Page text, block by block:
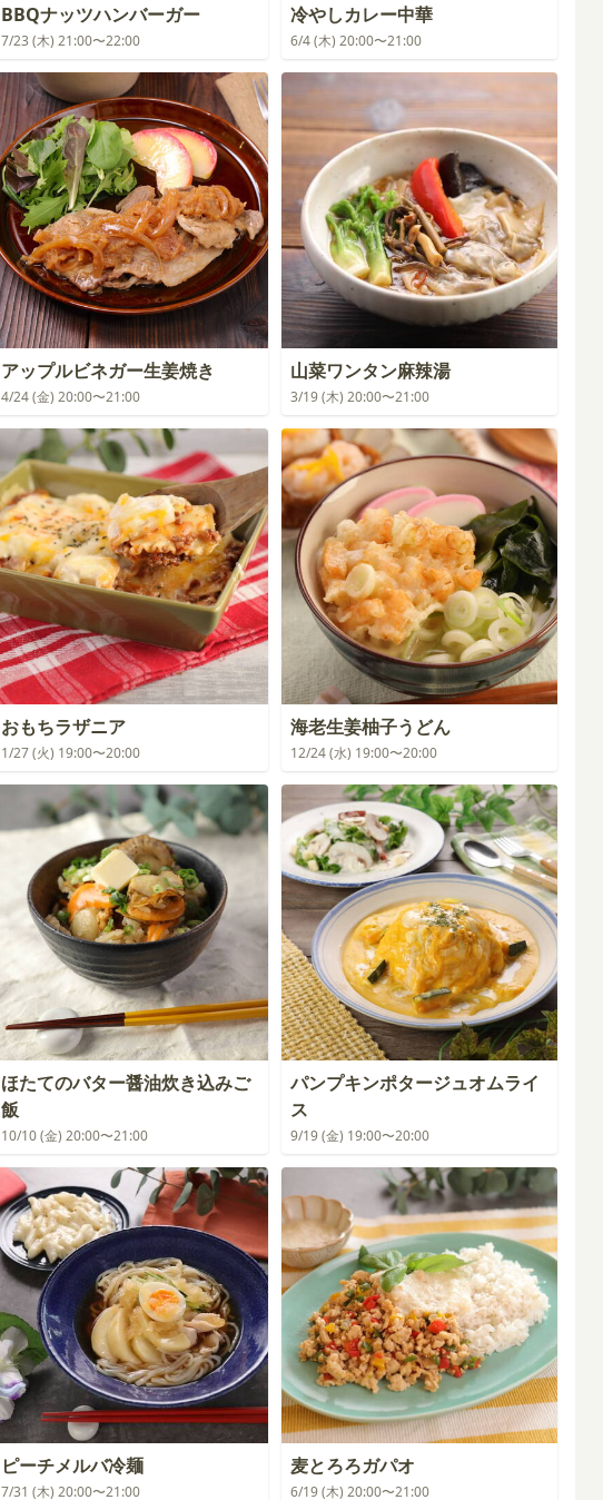
BBQナッツハンバーガー
7/23 (木) 21:00〜22:00
冷やしカレー中華
6/4 (木) 20:00〜21:00
アップルビネガー生姜焼き
4/24 (金) 20:00〜21:00
山菜ワンタン麻辣湯
3/19 (木) 20:00〜21:00
おもちラザニア
1/27 (火) 19:00〜20:00
海老生姜柚子うどん
12/24 (水) 19:00〜20:00
ほたてのバター醤油炊き込みご
飯
10/10 (金) 20:00〜21:00
パンプキンポタージュオムライ
ス
9/19 (金) 19:00〜20:00
ピーチメルバ冷麺
7/31 (木) 20:00〜21:00
麦とろろガパオ
6/19 (木) 20:00〜21:00